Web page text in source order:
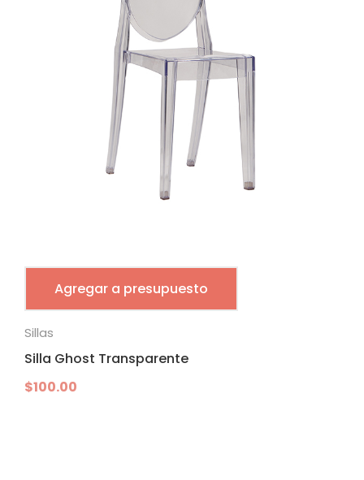
Agregar a presupuesto
Sillas
Silla Ghost Transparente
$100.00